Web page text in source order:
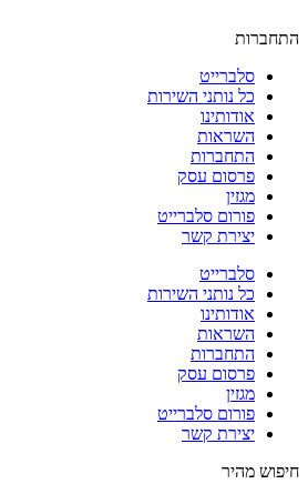
התחברות
סלברייט
כל נותני השירות
אודותינו
השראות
התחברות
פרסום עסק
מגזין
פורום סלברייט
יצירת קשר
סלברייט
כל נותני השירות
אודותינו
השראות
התחברות
פרסום עסק
מגזין
פורום סלברייט
יצירת קשר
חיפוש מהיר